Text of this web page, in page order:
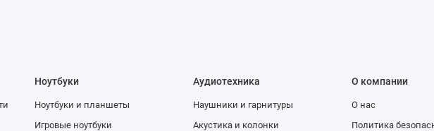
тесной интеграции аппаратного и программного обеспечения, доступной только Apple,
11 Pro Max выводят съемку на совершено новый уровень. Сверхширокоугольная камера
меняет возможности фотосъёмки: объектив захватывает в четыре раза больше
Ноутбуки
Ноутбуки и планшеты
Игровые ноутбуки
Аудиотехника
Наушники и гарнитуры
Акустика и колонки
О компании
О нас
Политика